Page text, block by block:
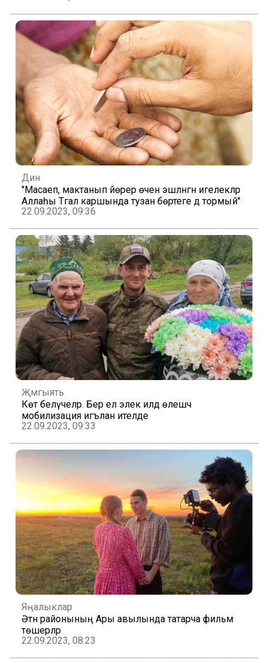
Дин
"Масаеп, мактанып йөрер өчен эшләнгән игелекләр
Аллаһы Тәгалә каршында тузан бөртеге дә тормый"
22.09.2023, 09:36
Җәмгыять
Көтә белүчеләр. Бер ел элек илдә өлешчә
мобилизация игълан ителде
22.09.2023, 09:33
Яңалыклар
Әтнә районының Ары авылында татарча фильм
төшерәләр
22.09.2023, 08:23